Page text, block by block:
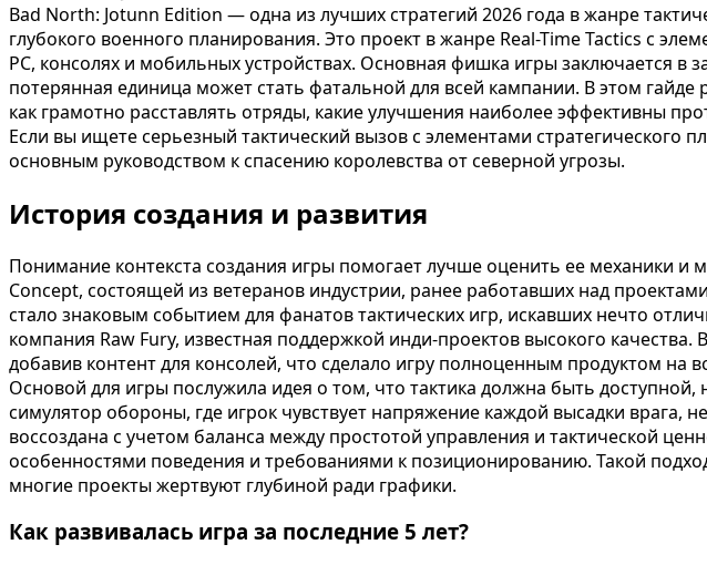
Bad North: Jotunn Edition — одна из лучших стратегий 2026 года в жанре
глубокого военного планирования. Это проект в жанре Real-Time Tactics с
PC, консолях и мобильных устройствах. Основная фишка игры заключается в
потерянная единица может стать фатальной для всей кампании. В этом
как грамотно расставлять отряды, какие улучшения наиболее эффективны
Если вы ищете серьезный тактический вызов с элементами стратегического
основным руководством к спасению королевства от северной угрозы.
История создания и развития
Понимание контекста создания игры помогает лучше оценить ее механики
Concept, состоящей из ветеранов индустрии, ранее работавших над
стало знаковым событием для фанатов тактических игр, искавших нечто
компания Raw Fury, известная поддержкой инди-проектов высокого
добавив контент для консолей, что сделало игру полноценным продуктом на
Основой для игры послужила идея о том, что тактика должна быть
симулятор обороны, где игрок чувствует напряжение каждой высадки
воссоздана с учетом баланса между простотой управления и тактической
особенностями поведения и требованиями к позиционированию. Такой
многие проекты жертвуют глубиной ради графики.
Как развивалась игра за последние 5 лет?